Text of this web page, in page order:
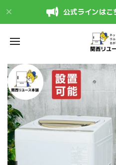
公式ラインはこ